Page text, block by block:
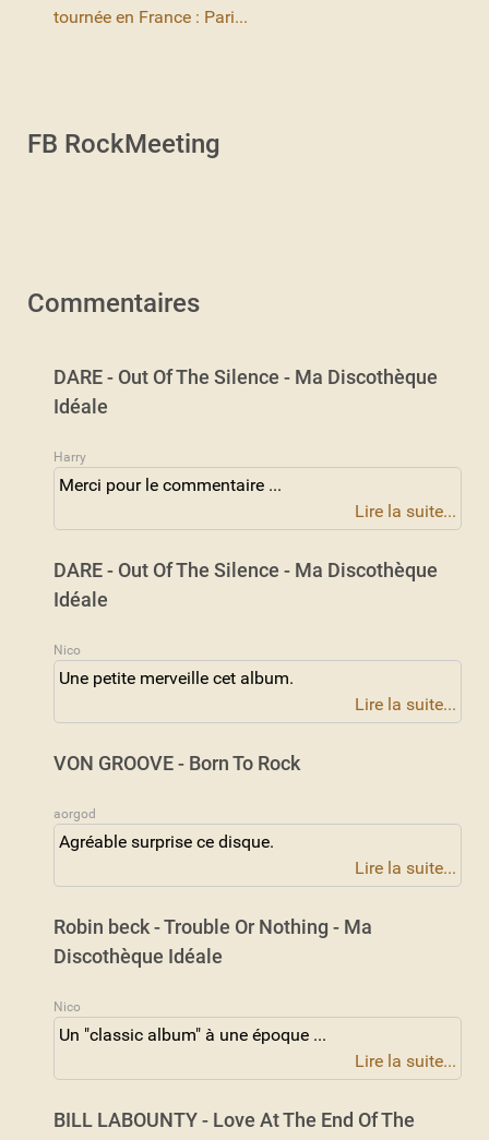
tournée en France : Pari...
FB RockMeeting
Commentaires
DARE - Out Of The Silence - Ma Discothèque
Idéale
Harry
Merci pour le commentaire ...
Lire la suite...
DARE - Out Of The Silence - Ma Discothèque
Idéale
Nico
Une petite merveille cet album.
Lire la suite...
VON GROOVE - Born To Rock
aorgod
Agréable surprise ce disque.
Lire la suite...
Robin beck - Trouble Or Nothing - Ma
Discothèque Idéale
Nico
Un "classic album" à une époque ...
Lire la suite...
BILL LABOUNTY - Love At The End Of The